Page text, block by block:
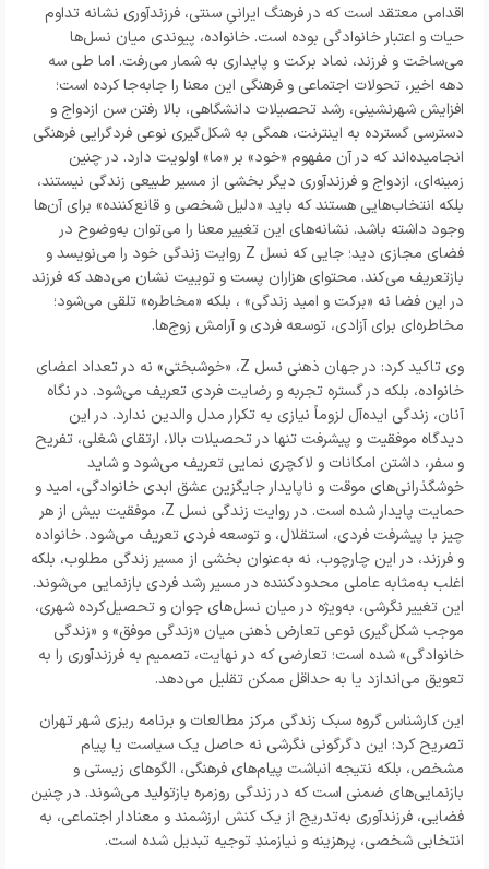
اقدامی معتقد است که در فرهنگ ایرانیِ سنتی، فرزندآوری نشانه‌ تداوم
حیات و اعتبار خانوادگی بوده است. خانواده، پیوندی میان نسل‌ها
می‌ساخت و فرزند، نماد برکت و پایداری به شمار می‌رفت. اما طی سه
دهه‌ اخیر، تحولات اجتماعی و فرهنگی این معنا را جابه‌جا کرده‌ است؛
افزایش شهرنشینی، رشد تحصیلات دانشگاهی، بالا رفتن سن ازدواج و
دسترسی گسترده به اینترنت، همگی به شکل‌گیری نوعی فردگرایی فرهنگی
انجامیده‌اند که در آن مفهوم «خود» بر «ما» اولویت دارد. در چنین
زمینه‌ای، ازدواج و فرزندآوری دیگر بخشی از مسیر طبیعی زندگی نیستند،
بلکه انتخاب‌هایی هستند که باید «دلیل شخصی و قانع‌کننده» برای آن‌ها
وجود داشته باشد. نشانه‌های این تغییر معنا را می‌توان به‌وضوح در
فضای مجازی دید؛ جایی که نسل Z روایت زندگی خود را می‌نویسد و
بازتعریف می‌کند. محتوای هزاران پست و توییت نشان می‌دهد که فرزند
در این فضا نه «برکت و امید زندگی» ، بلکه «مخاطره» تلقی می‌شود؛
مخاطره‌ای برای آزادی، توسعه فردی و آرامش زوج‌ها.
وی تاکید کرد: در جهان ذهنی نسل Z، «خوشبختی» نه در تعداد اعضای
خانواده، بلکه در گستره‌ تجربه و رضایت فردی تعریف می‌شود. در نگاه
آنان، زندگی ایده‌آل لزوماً نیازی به تکرار مدل والدین ندارد. در این
دیدگاه موفقیت و پیشرفت تنها در تحصیلات بالا، ارتقای شغلی، تفریح
و سفر، داشتن امکانات و لاکچری نمایی تعریف می‌شود و شاید
خوشگذرانی‌های موقت و ناپایدار جایگزین عشق ابدی خانوادگی، امید و
حمایت پایدار شده است. در روایت زندگی نسل Z، موفقیت بیش از هر
چیز با پیشرفت فردی، استقلال، و توسعه فردی تعریف می‌شود. خانواده
و فرزند، در این چارچوب، نه به‌عنوان بخشی از مسیر زندگی مطلوب، بلکه
اغلب به‌مثابه عاملی محدودکننده در مسیر رشد فردی بازنمایی می‌شوند.
این تغییر نگرشی، به‌ویژه در میان نسل‌های جوان و تحصیل‌کرده شهری،
موجب شکل‌گیری نوعی تعارض ذهنی میان «زندگی موفق» و «زندگی
خانوادگی» شده است؛ تعارضی که در نهایت، تصمیم به فرزندآوری را به
تعویق می‌اندازد یا به حداقل ممکن تقلیل می‌دهد.
این کارشناس گروه سبک زندگی مرکز مطالعات و برنامه ریزی شهر تهران
تصریح کرد: این دگرگونی نگرشی نه حاصل یک سیاست یا پیام
مشخص، بلکه نتیجه انباشت پیام‌های فرهنگی، الگوهای زیستی و
بازنمایی‌های ضمنی است که در زندگی روزمره بازتولید می‌شوند. در چنین
فضایی، فرزندآوری به‌تدریج از یک کنش ارزشمند و معنادار اجتماعی، به
انتخابی شخصی، پرهزینه و نیازمندِ توجیه تبدیل شده است.